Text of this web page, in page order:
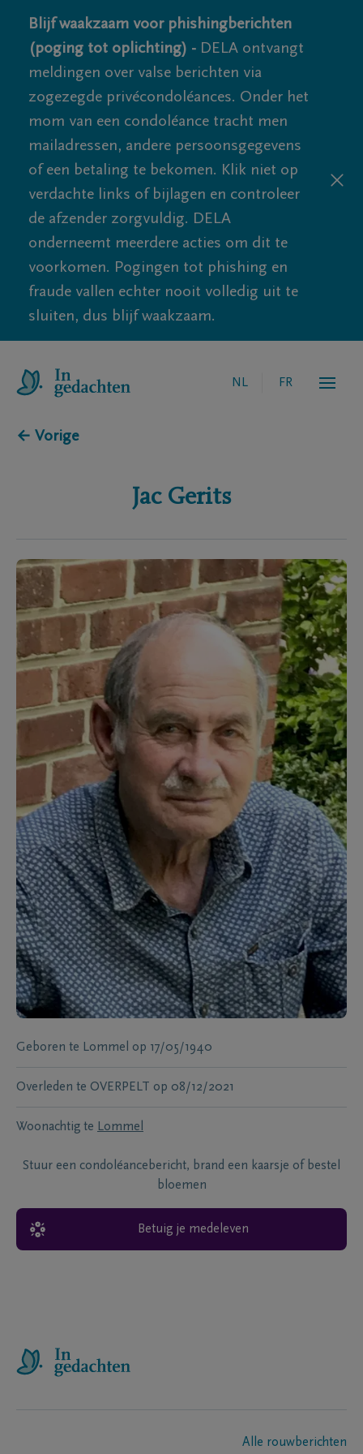
Blijf waakzaam voor phishingberichten
(poging tot oplichting) - DELA ontvangt
meldingen over valse berichten via
zogezegde privécondoléances. Onder het
mom van een condoléance tracht men
mailadressen, andere persoonsgegevens
of een betaling te bekomen. Klik niet op
verdachte links of bijlagen en controleer
de afzender zorgvuldig. DELA
onderneemt meerdere acties om dit te
voorkomen. Pogingen tot phishing en
fraude vallen echter nooit volledig uit te
sluiten, dus blijf waakzaam.
NL FR
← Vorige
Jac Gerits
Geboren te Lommel op 17/05/1940
Overleden te OVERPELT op 08/12/2021
Woonachtig te Lommel
Stuur een condoléancebericht, brand een kaarsje of bestel
bloemen
Betuig je medeleven
Alle rouwberichten